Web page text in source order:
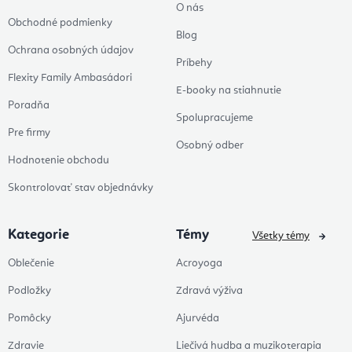
Obchodné podmienky
Ochrana osobných údajov
Flexity Family Ambasádori
Poradňa
Pre firmy
Hodnotenie obchodu
Skontrolovať stav objednávky
O nás
Blog
Príbehy
E-booky na stiahnutie
Spolupracujeme
Osobný odber
Kategorie
Oblečenie
Podložky
Pomôcky
Zdravie
Témy
Acroyoga
Zdravá výživa
Ajurvéda
Liečivá hudba a muzikoterapia
Všetky témy